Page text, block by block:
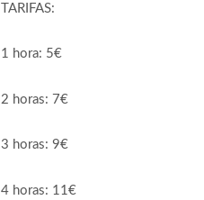
TARIFAS:
1 hora: 5€
2 horas: 7€
3 horas: 9€
4 horas: 11€